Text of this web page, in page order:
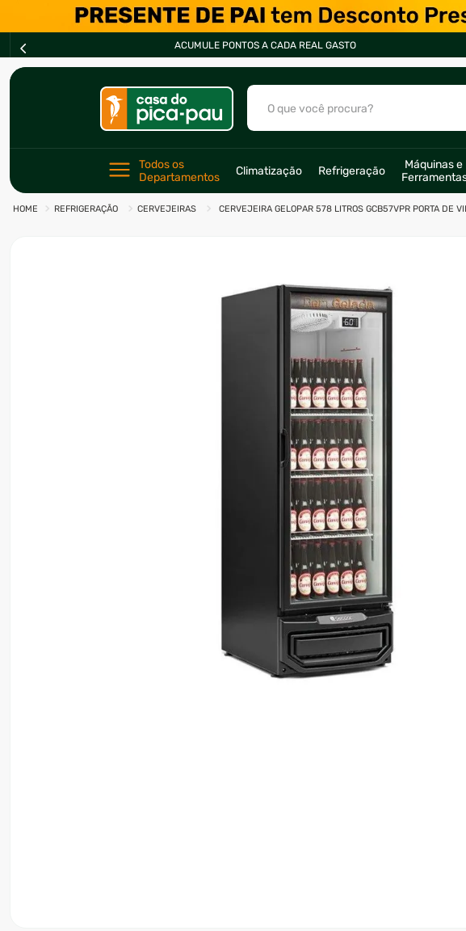
GASTO
O que você procura?
Todos os
Departamentos
Climatização Refrigeração
Máquinas e
REFRIGERAÇÃO CERVEJEIRAS CERVEJEIRA GELOPAR 578 LITROS GCB57VPR PORTA DE
2º
fogão
soprador
cervejeira
ventilador
motosserra
lavadora
climatizador